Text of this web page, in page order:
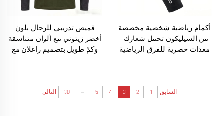
أكمام رياضية شخصية مخصصة
من السيليكون تحمل شعارك |
معدات حصرية للفرق الرياضية
قميص تدريبي للرجال بلون
أخضر زيتوني مع ألوان متناسقة
وكمّ طويل بتصميم راغلان مع
السابق 1
2
3
4
5
...
30 التالي